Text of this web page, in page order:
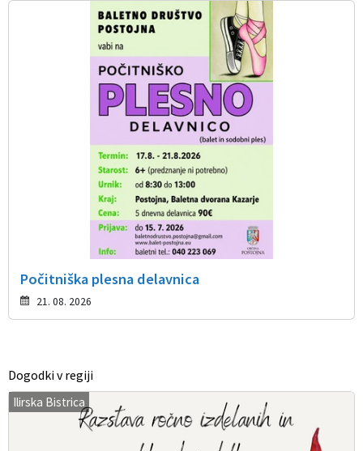
Počitniška plesna delavnica
21. 08. 2026
Dogodki v regiji
Ilirska Bistrica